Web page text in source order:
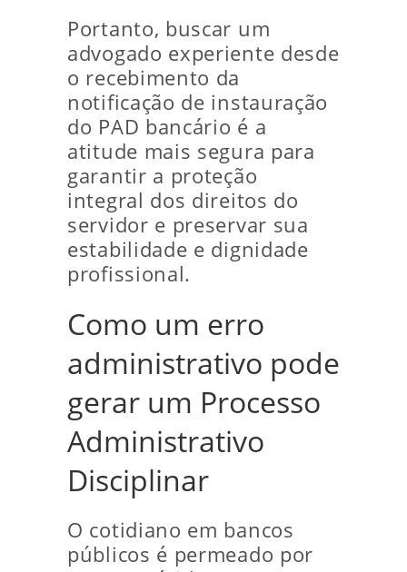
Portanto, buscar um
advogado experiente desde
o recebimento da
notificação de instauração
do PAD bancário é a
atitude mais segura para
garantir a proteção
integral dos direitos do
servidor e preservar sua
estabilidade e dignidade
profissional.
Como um erro
administrativo pode
gerar um Processo
Administrativo
Disciplinar
O cotidiano em bancos
públicos é permeado por